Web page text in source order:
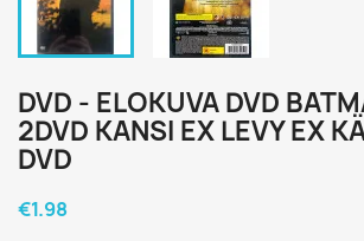
DVD - ELOKUVA DVD
2DVD KANSI EX LEVY EX
DVD
€1.98